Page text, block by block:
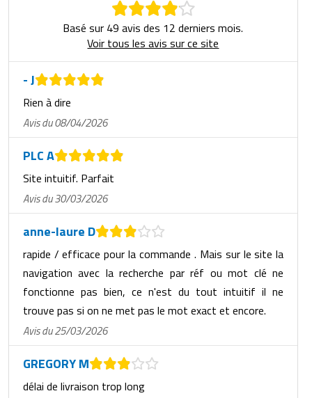
Matériel de musculation
Vêtement sportif
Rôtisserie professionnelle
Sautause professionnelle
Table de cuisson professionnelle
Tables de préparation réfrigérées
Ustensile de cuisine
Vaisselle restaurant
Vitrines réfrigérées
Basé sur 49 avis des 12 derniers mois.
Voir tous les avis sur ce site
- J
Rien à dire
Avis du 08/04/2026
PLC A
Site intuitif. Parfait
Avis du 30/03/2026
anne-laure D
rapide / efficace pour la commande . Mais sur le site la
navigation avec la recherche par réf ou mot clé ne
fonctionne pas bien, ce n'est du tout intuitif il ne
trouve pas si on ne met pas le mot exact et encore.
Avis du 25/03/2026
GREGORY M
délai de livraison trop long